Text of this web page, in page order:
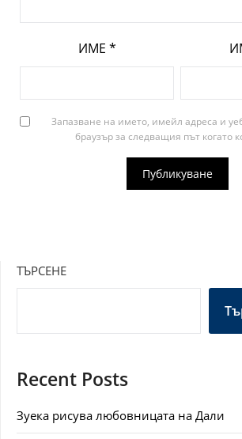
ИМЕ *
Запазване на името, имейл адреса и
браузър за следващия път когато
ТЪРСЕНЕ
Recent Posts
Зуека рисува любовницата на Дали